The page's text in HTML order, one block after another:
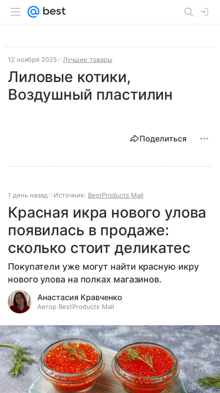
12 ноября 2025 Лучшие товары
Лиловые котики,
Воздушный пластилин
Поделиться
1 день назад Источник: BestProducts Mail
Красная икра нового улова
появилась в продаже:
сколько стоит деликатес
Покупатели уже могут найти красную икру
нового улова на полках магазинов.
Анастасия Кравченко
Автор BestProducts Mail